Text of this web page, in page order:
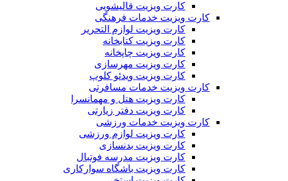
کارت ویزیت قالیشویی
کارت ویزیت خدمات فرهنگی
کارت ویزیت لوازم التحریر
کارت ویزیت کتابخانه
کارت ویزیت چاپخانه
کارت ویزیت مهرسازی
کارت ویزیت ویدئو کلوپ
کارت ویزیت خدمات مسافرتی
کارت ویزیت هتل و مهمانسرا
کارت ویزیت دفتر زیارتی
کارت ویزیت خدمات ورزشی
کارت ویزیت لوازم ورزشی
کارت ویزیت بدنسازی
کارت ویزیت مدرسه فوتبال
کارت ویزیت باشگاه سوارکاری